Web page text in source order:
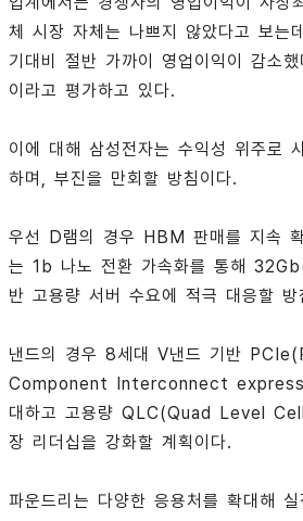
체 시장 자체는 나쁘지 않았다고 보는
기대비 절반 가까이 영업이익이 감소
이라고 평가하고 있다.
이에 대해 삼성전자는 수익성 위주로
하며, 부진을 만회할 방침이다.
우선 D램의 경우 HBM 판매를 지속
는 1b 나노 전환 가속화를 통해
반 고용량 서버 수요에 적극 대응할 방
낸드의 경우 8세대 V낸드 기반
Component Interconnect
대하고 고용량 QLC(Quad Level
장 리더십을 강화할 계획이다.
파운드리는 다양한 응용처를 확대해